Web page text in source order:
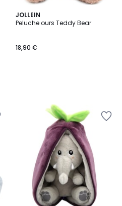
JOLLEIN
Peluche ours Teddy Bear
18,90 €